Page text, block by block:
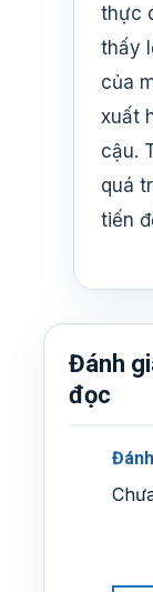
thực
thấy
của
xuất
cậu.
quá
tiến
Đánh
đọc